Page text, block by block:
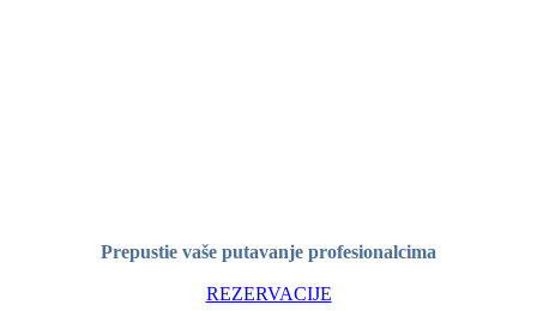
Prepustie vaše putavanje profesionalcima
REZERVACIJE